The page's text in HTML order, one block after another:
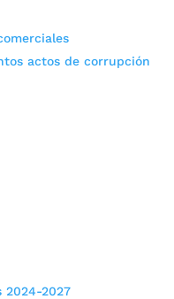
actos de corrupción
2024-2027
actualizar su
que se adelantan
Esta semana será en